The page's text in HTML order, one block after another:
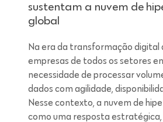
sustentam a nuvem de
global
Na era da transformação digital
empresas de todos os setores
necessidade de processar
dados com agilidade,
Nesse contexto, a nuvem de
como uma resposta